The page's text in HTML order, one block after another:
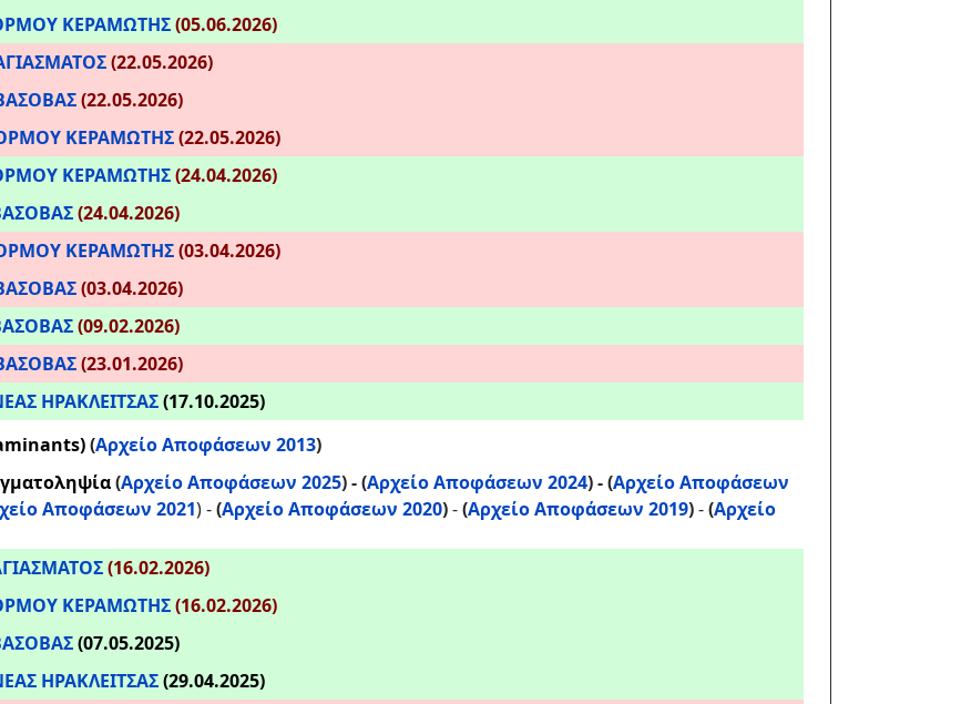
ΚΕΡΑΜΩΤΗΣ(05.06.2026)
(22.05.2026)
(22.05.2026)
ΚΕΡΑΜΩΤΗΣ(22.05.2026)
ΚΕΡΑΜΩΤΗΣ(24.04.2026)
(24.04.2026)
ΚΕΡΑΜΩΤΗΣ(03.04.2026)
(03.04.2026)
(09.02.2026)
(23.01.2026)
ΗΡΑΚΛΕΙΤΣΑΣ(17.10.2025)
(Αρχείο Αποφάσεων 2013)
(Αρχείο Αποφάσεων 2025) -(Αρχείο Αποφάσεων 2024) -(Αρχείο Αποφάσεων
Αποφάσεων 2021) -(Αρχείο Αποφάσεων 2020)-(Αρχείο Αποφάσεων 2019)-(Αρχείο
(16.02.2026)
ΚΕΡΑΜΩΤΗΣ(16.02.2026)
(07.05.2025)
ΗΡΑΚΛΕΙΤΣΑΣ(29.04.2025)